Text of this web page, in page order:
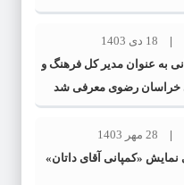
18 دی 1403
به عنوان مدیر کل فرهنگ و
خراسان رضوی معرفی شد
28 مهر 1403
نمایش «کمپانی آقای داتان»